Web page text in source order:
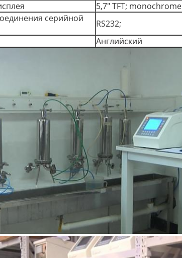
5,7" TFT; monochrome
серийной
RS232;
Английский